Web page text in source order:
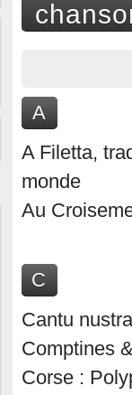
A
A Filetta,
monde
Au
C
Cantu
Comptines
Corse :